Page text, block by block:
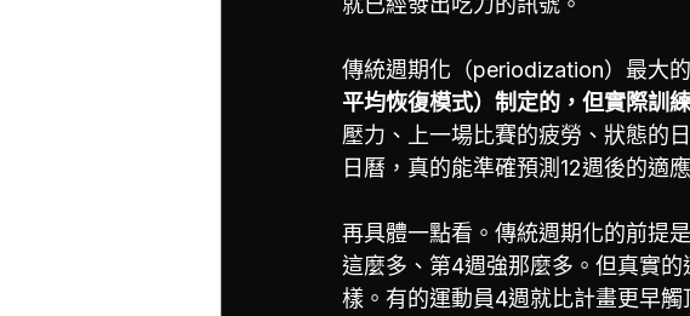
傳統週期化（periodization）最大
平均恢復模式）制定的，但實際訓
壓力、上一場比賽的疲勞、狀態的
日曆，真的能準確預測12週後的適
再具體一點看。傳統週期化的前提
這麼多、第4週強那麼多。但真實
樣。有的運動員4週就比計畫更早